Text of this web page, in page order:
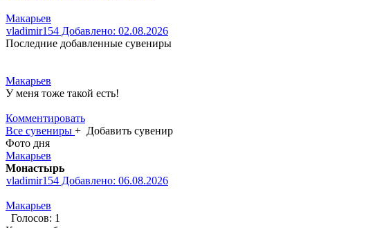
Макарьев
vladimir154 Добавлено: 02.08.2026
Последние добавленные сувениры
Макарьев
У меня тоже такой есть!
Комментировать
Все сувениры + Добавить сувенир
Фото дня
Макарьев
Монастырь
vladimir154 Добавлено: 06.08.2026
Макарьев
Голосов: 1